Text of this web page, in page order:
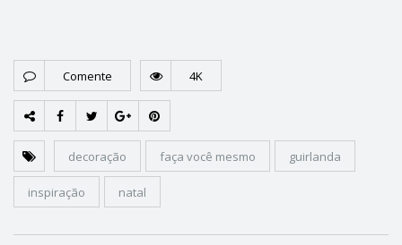
Comente 4K
decoração faça você mesmo guirlanda
inspiração natal